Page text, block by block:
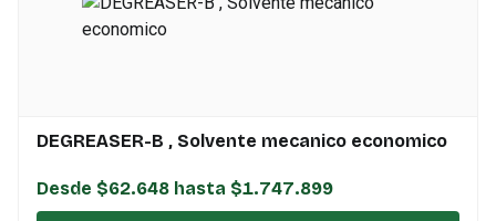
DEGREASER-B , Solvente mecanico economico
Desde $62.648 hasta $1.747.899